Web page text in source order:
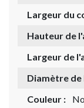
Largeur du
Hauteur de
Largeur de
Diamètre de
Couleur :